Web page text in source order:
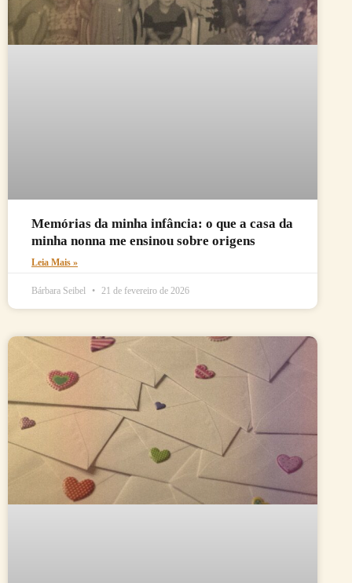
Memórias da minha infância: o que a casa da
minha nonna me ensinou sobre origens
Leia Mais »
Bárbara Seibel 21 de fevereiro de 2026